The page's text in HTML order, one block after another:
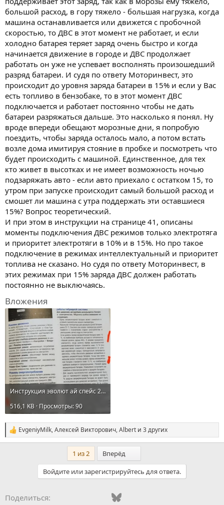
большой расход, в гору тяжело - большая нагрузка, когда
машина останавливается или движется с пробочной
скоростью, то ДВС в этот момент не работает, и если
холодно батарея теряет заряд очень быстро и когда
начинается движение в городе и ДВС продолжает
работать он уже не успевает восполнять произошедший
разряд батареи. И судя по ответу Моторинвест, это
происходит до уровня заряда батареи в 15% и если у Вас
есть топливо в бензобаке, то в этот момент ДВС
подключается и работает постоянно чтобы не дать
батареи разряжаться дальше. Это насколько я понял. Ну
вроде впереди обещают морозные дни, я попробую
поездить, чтобы заряда осталось мало, а потом встать
возле дома имитируя стояние в пробке и посмотреть что
будет происходить с машиной. Единственное, для тех
кто живет в высотках и не имеет возможность ночью
подзаряжать авто - если авто приехало с остатком 15, то
утром при запуске происходит самый большой расход и
смошет ли машина с утра поддержать эти оставшиеся
15%? Вопрос теоретический.
И при этом в инструкции на странице 41, описаны
моменты подключения ДВС режимов только электротяга
и приоритет электротяги в 10% и в 15%. Но про такое
подключение в режимах интеллектуальный и приоритет
топлива не сказано. Но судя по ответу Моторинвест, в
этих режимах при 15% заряда ДВС должен работать
постоянно не выключаясь.
Вложения
Инструкция эволют ай спейс 25 режимы работы гибрида.webp
516,1 KB · Просмотры: 90
С
и
:
EvgeniyMilk,Алексей Викторович,Albert и 3 других
1 из 2 Вперёд
Войдите или зарегистрируйтесь для ответа.
Поделиться: Odnoklassniki
Mail.ruBluesky